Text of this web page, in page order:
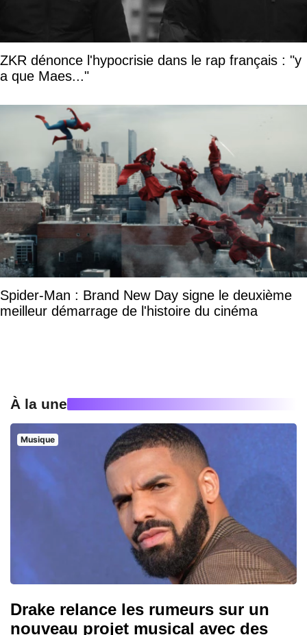
ZKR dénonce l'hypocrisie dans le rap français : "y
a que Maes..."
Spider-Man : Brand New Day signe le deuxième
meilleur démarrage de l'histoire du cinéma
À la une
Musique
Drake relance les rumeurs sur un
nouveau projet musical avec des